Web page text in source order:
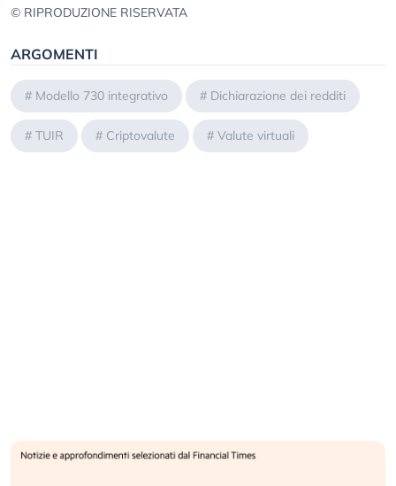
© RIPRODUZIONE RISERVATA
ARGOMENTI
# Modello 730 integrativo # Dichiarazione dei redditi
# TUIR # Criptovalute # Valute virtuali